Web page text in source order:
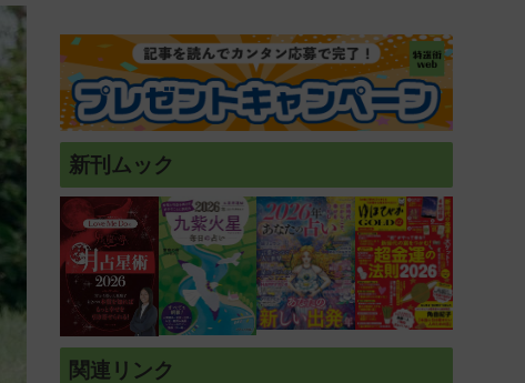
新刊ムック
関連リンク